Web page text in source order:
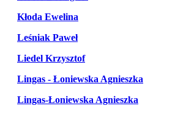
Kłoda Ewelina
Leśniak Paweł
Liedel Krzysztof
Lingas - Łoniewska Agnieszka
Lingas-Łoniewska Agnieszka